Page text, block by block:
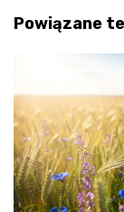
Powiązane